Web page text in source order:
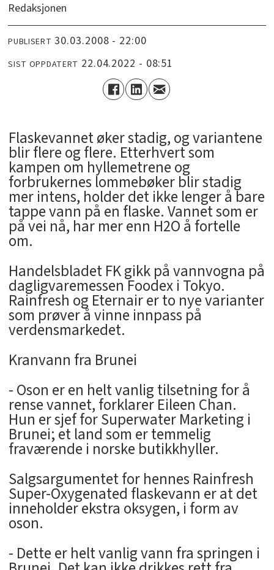
Redaksjonen
PUBLISERT 30.03.2008 - 22:00
SIST OPPDATERT 22.04.2022 - 08:51
Flaskevannet øker stadig, og variantene
blir flere og flere. Etterhvert som
kampen om hyllemetrene og
forbrukernes lommebøker blir stadig
mer intens, holder det ikke lenger å bare
tappe vann på en flaske. Vannet som er
på vei nå, har mer enn H2O å fortelle
om.
Handelsbladet FK gikk på vannvogna på
dagligvaremessen Foodex i Tokyo.
Rainfresh og Eternair er to nye varianter
som prøver å vinne innpass på
verdensmarkedet.
Kranvann fra Brunei
- Oson er en helt vanlig tilsetning for å
rense vannet, forklarer Eileen Chan.
Hun er sjef for Superwater Marketing i
Brunei; et land som er temmelig
fraværende i norske butikkhyller.
Salgsargumentet for hennes Rainfresh
Super-Oxygenated flaskevann er at det
inneholder ekstra oksygen, i form av
oson.
- Dette er helt vanlig vann fra springen i